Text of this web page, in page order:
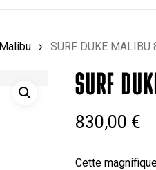
Malibu SURF DUKE MALIBU
SURF
830,00 €
Cette